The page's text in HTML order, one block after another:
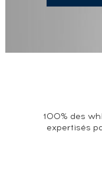
100% des
expertisés